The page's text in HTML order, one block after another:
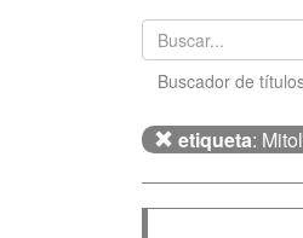
Buscador de
etiqueta: